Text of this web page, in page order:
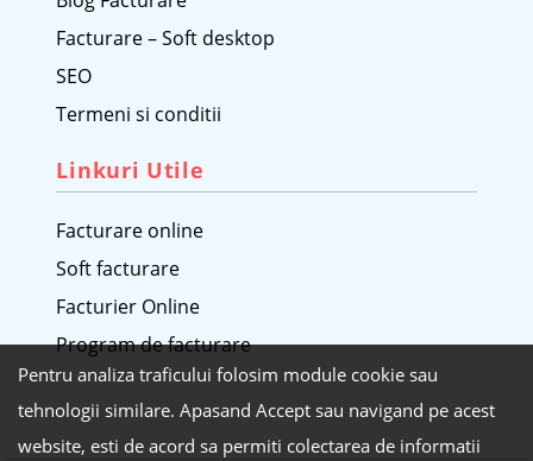
Facturare – Soft desktop
SEO
Termeni si conditii
Linkuri Utile
Facturare online
Soft facturare
Facturier Online
Program de facturare
Pentru analiza traficului folosim module cookie sau
tehnologii similare. Apasand Accept sau navigand pe acest
website, esti de acord sa permiti colectarea de informatii